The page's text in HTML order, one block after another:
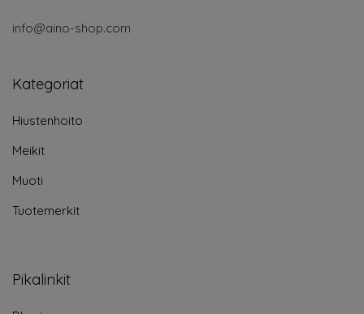
info@aino-shop.com
Kategoriat
Hiustenhoito
Meikit
Muoti
Tuotemerkit
Pikalinkit